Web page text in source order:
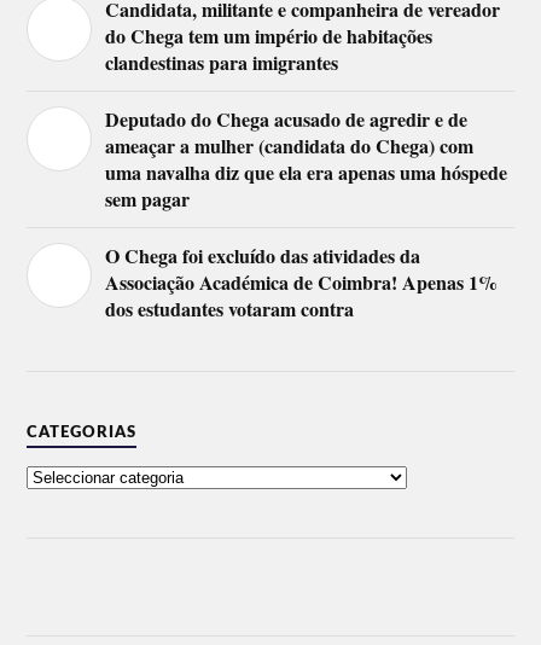
Candidata, militante e companheira de vereador
do Chega tem um império de habitações
clandestinas para imigrantes
Deputado do Chega acusado de agredir e de
ameaçar a mulher (candidata do Chega) com
uma navalha diz que ela era apenas uma hóspede
sem pagar
O Chega foi excluído das atividades da
Associação Académica de Coimbra! Apenas 1%
dos estudantes votaram contra
CATEGORIAS